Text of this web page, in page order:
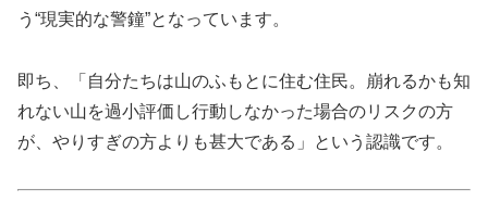
う“現実的な警鐘”となっています。
即ち、「自分たちは山のふもとに住む住民。崩れるかも知
れない山を過小評価し行動しなかった場合のリスクの方
が、やりすぎの方よりも甚大である」という認識です。